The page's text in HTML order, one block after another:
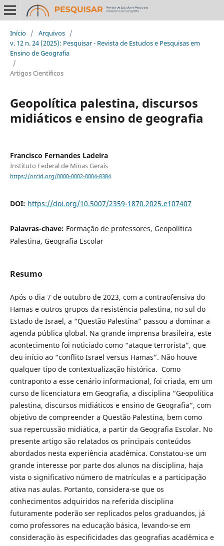
Início / Arquivos /
v. 12 n. 24 (2025): Pesquisar - Revista de Estudos e Pesquisas em
Ensino de Geografia
/
Artigos Científicos
Geopolítica palestina, discursos
midiáticos e ensino de geografia
Francisco Fernandes Ladeira
Instituto Federal de Minas Gerais
https://orcid.org/0000-0002-0004-8384
DOI: https://doi.org/10.5007/2359-1870.2025.e107407
Palavras-chave: Formação de professores, Geopolítica
Palestina, Geografia Escolar
Resumo
Após o dia 7 de outubro de 2023, com a contraofensiva do
Hamas e outros grupos da resistência palestina, no sul do
Estado de Israel, a “Questão Palestina” passou a dominar a
agenda pública global. Na grande imprensa brasileira, este
acontecimento foi noticiado como “ataque terrorista”, que
deu início ao “conflito Israel versus Hamas”. Não houve
qualquer tipo de contextualização histórica. Como
contraponto a esse cenário informacional, foi criada, em um
curso de licenciatura em Geografia, a disciplina “Geopolítica
palestina, discursos midiáticos e ensino de Geografia”, com
objetivo de compreender a Questão Palestina, bem como
sua repercussão midiática, a partir da Geografia Escolar. No
presente artigo são relatados os principais conteúdos
abordados nesta experiência acadêmica. Constatou-se um
grande interesse por parte dos alunos na disciplina, haja
vista o significativo número de matrículas e a participação
ativa nas aulas. Portanto, considera-se que os
conhecimentos adquiridos na referida disciplina
futuramente poderão ser replicados pelos graduandos, já
como professores na educação básica, levando-se em
consideração às especificidades das geografias acadêmica e